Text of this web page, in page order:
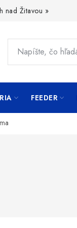
nad Žitavou »
FEEDER